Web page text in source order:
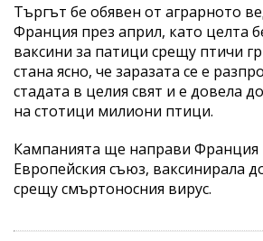
Търгът бе обявен от аграрното
Франция през април, като целта
ваксини за патици срещу птичи
стана ясно, че заразата се е
стадата в целия свят и е довела
на стотици милиони птици.
Кампанията ще направи Франция
Европейския съюз, ваксинирала
срещу смъртоносния вирус.